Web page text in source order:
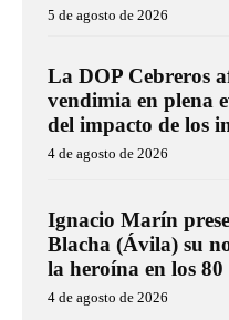
5 de agosto de 2026
La DOP Cebreros
vendimia en plena
del impacto de los
4 de agosto de 2026
Ignacio Marín
Blacha (Ávila) su
la heroína en los 80
4 de agosto de 2026